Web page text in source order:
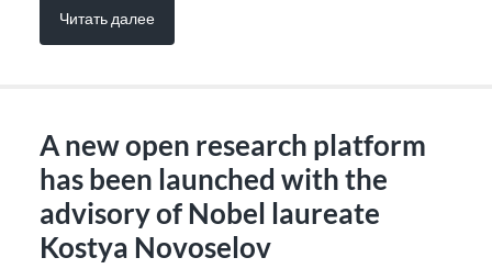
Читать далее
A new open research platform
has been launched with the
advisory of Nobel laureate
Kostya Novoselov